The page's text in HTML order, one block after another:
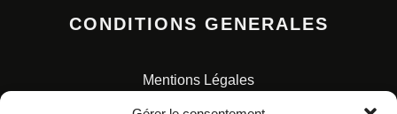
CONDITIONS GENERALES
Mentions Légales